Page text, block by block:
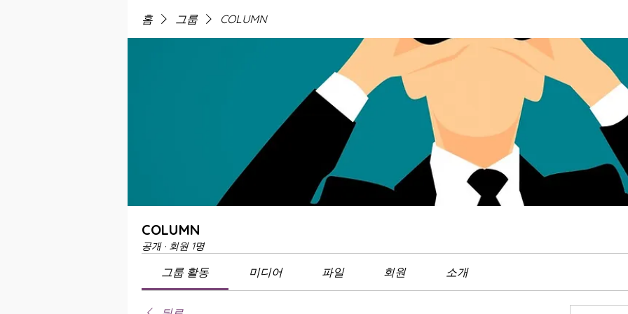
홈 그룹 COLUMN
COLUMN
공개 · 회원 1명
그룹 활동 미디어 파일 회원 소개